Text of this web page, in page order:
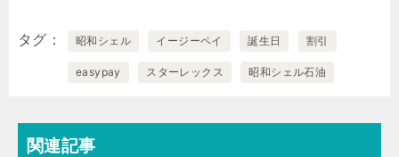
タグ 昭和シェル イージーペイ 誕生日 割引
easypay スターレックス 昭和シェル石油
関連記事